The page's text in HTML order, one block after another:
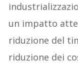
un impatto
riduzione del
riduzione dei